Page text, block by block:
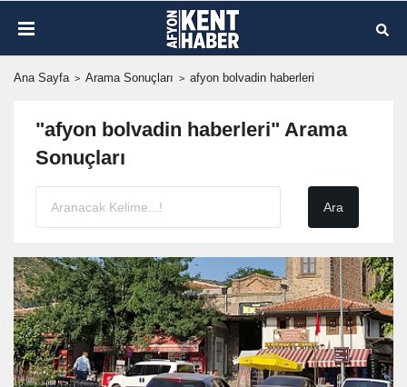
Ana Sayfa Arama Sonuçları afyon bolvadin haberleri
"afyon bolvadin haberleri" Arama
Sonuçları